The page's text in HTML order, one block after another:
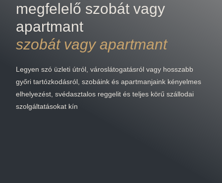
megfelelő szobát vagy
apartmant
szobát vagy apartmant
Legyen szó üzleti útról, városlátogatásról vagy hosszabb
győri tartózkodásról, szobáink és apartmanjaink kényelmes
elhelyezést, svédasztalos reggelit és teljes körű szállodai
szolgáltatásokat kín